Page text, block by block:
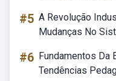
#5 A Revolução
Mudanças No
#6 Fundamentos Da
Tendências